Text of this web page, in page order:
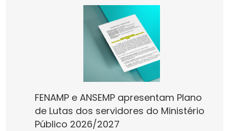
FENAMP e ANSEMP apresentam Plano
de Lutas dos servidores do Ministério
Público 2026/2027